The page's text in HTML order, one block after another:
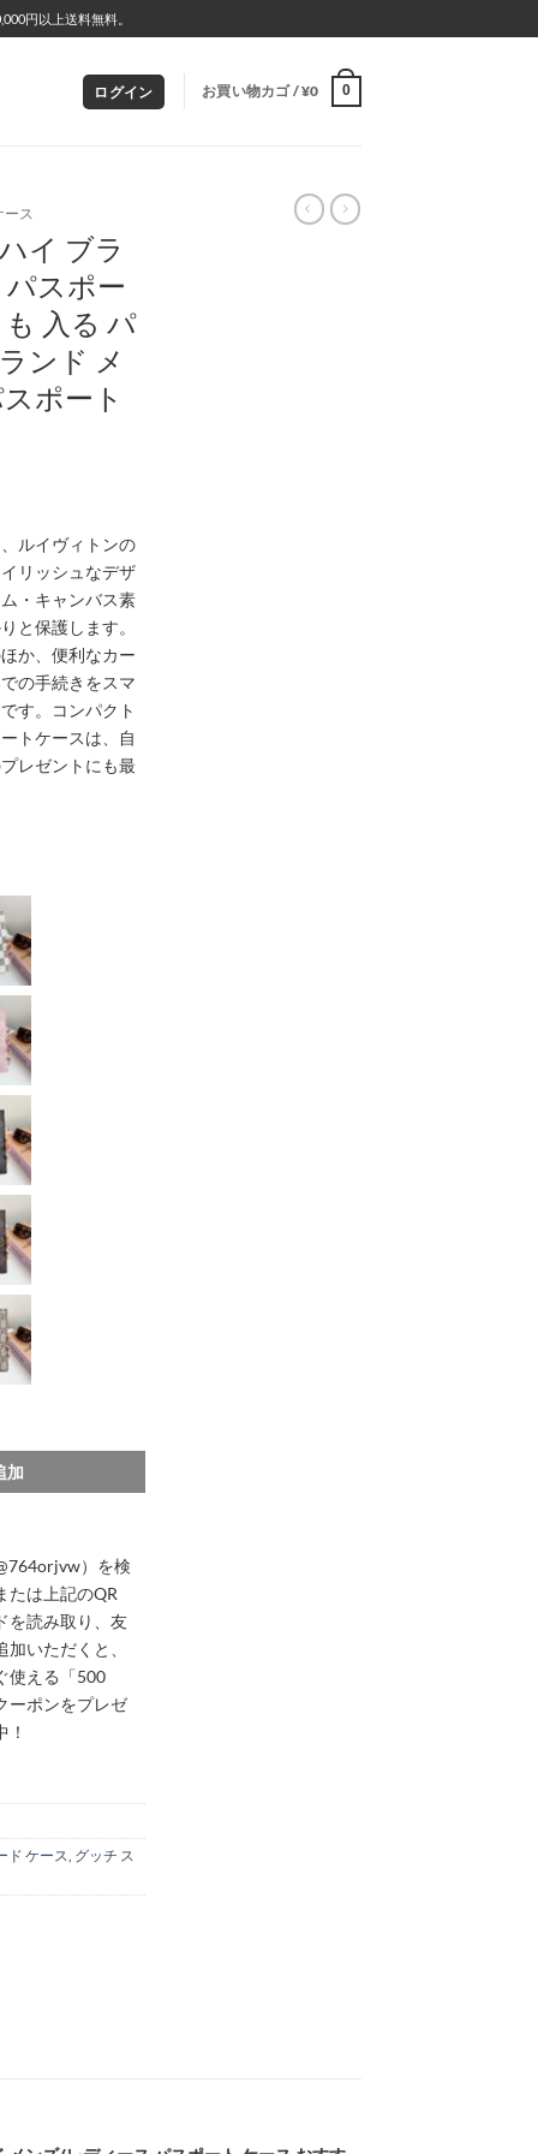
円以上送料無料。
ログイン お買い物カゴ /¥0 0
ース
イ ブラ
スポー
入る パ
ンド メ
ポート
ルイヴィトンの
リッシュなデザ
・キャンバス素
と保護します。
か、便利なカー
の手続きをスマ
す。コンパクト
トケースは、自
レゼントにも最
加
）を検
たは上記のQR
を読み取り、友
加いただくと、
使える「500
ーポンをプレゼ
！
ド ケース グッチ ス